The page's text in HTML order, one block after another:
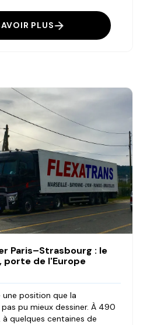
PLUS
Paris–Strasbourg : le
porte de l'Europe
position que la
pu mieux dessiner. À 490
à quelques centaines de